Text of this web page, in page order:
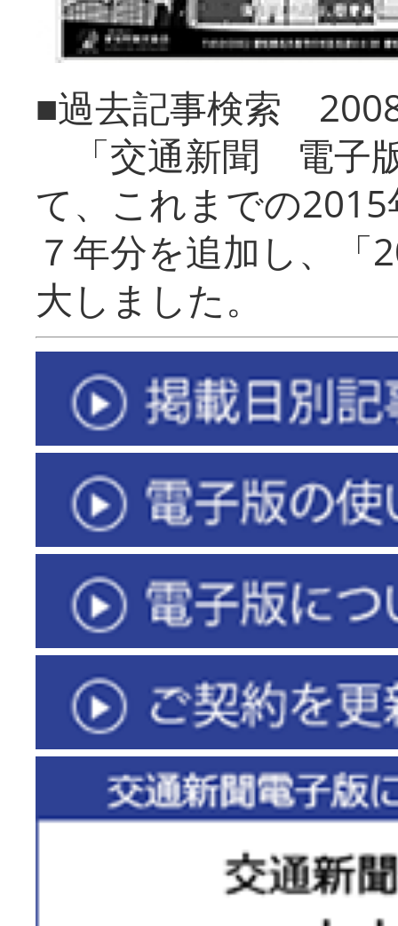
■過去記事検索
「交通新聞 電子
て、これまでの
７年分を追加し、「
大しまし